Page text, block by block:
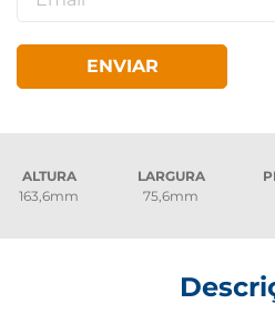
ENVIAR
ALTURA
163,6mm
LARGURA
75,6mm